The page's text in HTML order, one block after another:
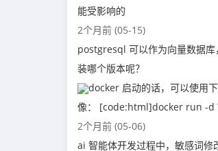
能受影响的
2个月前 (05-15)
postgresql 可以作为向量数据库
装哪个版本呢？
docker 启动的话，可以使用
像： [code:html]docker run -d
2个月前 (05-06)
ai 智能体开发过程中，敏感词修